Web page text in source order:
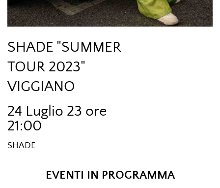
SHADE "SUMMER
TOUR 2023"
VIGGIANO
24 Luglio 23 ore
21:00
SHADE
EVENTI IN PROGRAMMA